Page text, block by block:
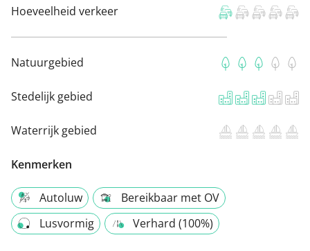
Hoeveelheid verkeer
Natuurgebied
Stedelijk gebied
Waterrijk gebied
Kenmerken
Autoluw
Bereikbaar met OV
Lusvormig
Verhard (100%)